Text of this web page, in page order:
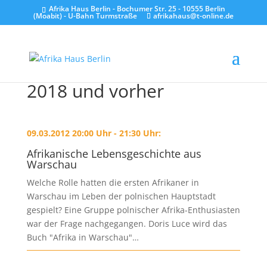
Afrika Haus Berlin - Bochumer Str. 25 - 10555 Berlin
(Moabit) - U-Bahn Turmstraße afrikahaus@t-online.de
2018 und vorher
09.03.2012 20:00 Uhr - 21:30 Uhr:
Afrikanische Lebensgeschichte aus
Warschau
Welche Rolle hatten die ersten Afrikaner in
Warschau im Leben der polnischen Hauptstadt
gespielt? Eine Gruppe polnischer Afrika-Enthusiasten
war der Frage nachgegangen. Doris Luce wird das
Buch "Afrika in Warschau"…